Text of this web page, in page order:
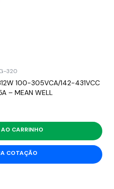
320
100-305VCA/142-431VCC
– MEAN WELL
CARRINHO
COTAÇÃO